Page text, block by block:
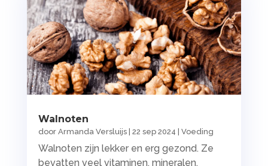
Walnoten
door Armanda Versluijs| 22 sep 2024 Voeding
Walnoten zijn lekker en erg gezond. Ze
bevatten veel vitaminen, mineralen,